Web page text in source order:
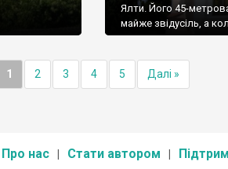
Ялти. Його 45-метрова
майже звідусіль, а
1 2 3 4 5 Далі »
Про нас Стати автором